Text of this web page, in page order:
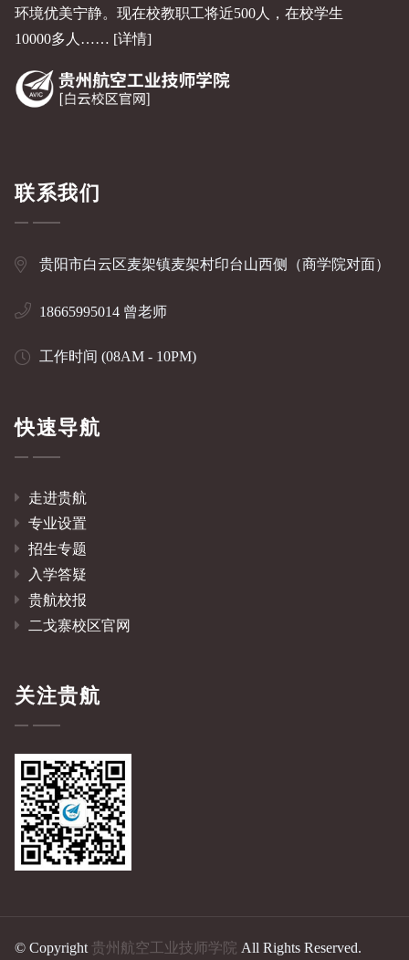
环境优美宁静。现在校教职工将近500人，在校学生
10000多人…… [详情]
联系我们
贵阳市白云区麦架镇麦架村印台山西侧（商学院对面）
18665995014 曾老师
工作时间 (08AM - 10PM)
快速导航
走进贵航
专业设置
招生专题
入学答疑
贵航校报
二戈寨校区官网
关注贵航
© Copyright 贵州航空工业技师学院 All Rights Reserved.